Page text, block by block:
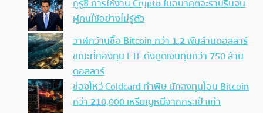
กูรูชี้ การใช้งาน Crypto ในอนาคตจะราบรื่นจน
ผู้คนใช้อย่างไม่รู้ตัว
วาฬกว้านซื้อ Bitcoin กว่า 1.2 พันล้านดอลลาร์
ขณะที่กองทุน ETF ดึงดูดเงินทุนกว่า 750 ล้าน
ดอลลาร์
ช่องโหว่ Coldcard ทำพิษ นักลงทุนโอน Bitcoin
กว่า 210,000 เหรียญหนีจากกระเป๋าเก่า